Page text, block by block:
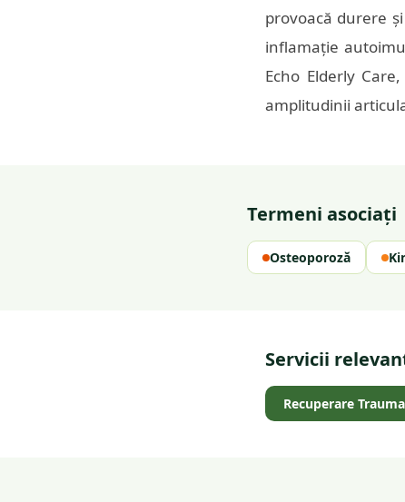
provoacă durere
inflamație
Echo Elderly
amplitudinii
Termeni asociați
Osteoporoză
Servicii
Recuperare